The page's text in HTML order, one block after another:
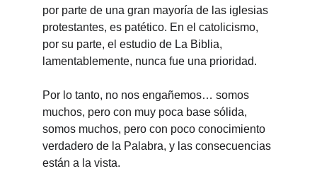
por parte de una gran mayoría de las iglesias
protestantes, es patético. En el catolicismo,
por su parte, el estudio de La Biblia,
lamentablemente, nunca fue una prioridad.
Por lo tanto, no nos engañemos… somos
muchos, pero con muy poca base sólida,
somos muchos, pero con poco conocimiento
verdadero de la Palabra, y las consecuencias
están a la vista.